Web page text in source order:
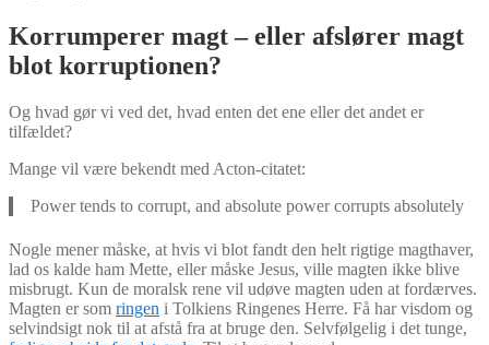
Korrumperer magt – eller afslører magt
blot korruptionen?
Og hvad gør vi ved det, hvad enten det ene eller det andet er
tilfældet?
Mange vil være bekendt med Acton-citatet:
Power tends to corrupt, and absolute power corrupts absolutely
Nogle mener måske, at hvis vi blot fandt den helt rigtige magthaver,
lad os kalde ham Mette, eller måske Jesus, ville magten ikke blive
misbrugt. Kun de moralsk rene vil udøve magten uden at fordærves.
Magten er som ringen i Tolkiens Ringenes Herre. Få har visdom og
selvindsigt nok til at afstå fra at bruge den. Selvfølgelig i det tunge,